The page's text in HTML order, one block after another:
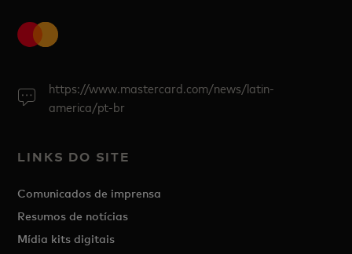
https://www.mastercard.com/news/latin-
america/pt-br
LINKS DO SITE
Comunicados de imprensa
Resumos de notícias
Mídia kits digitais